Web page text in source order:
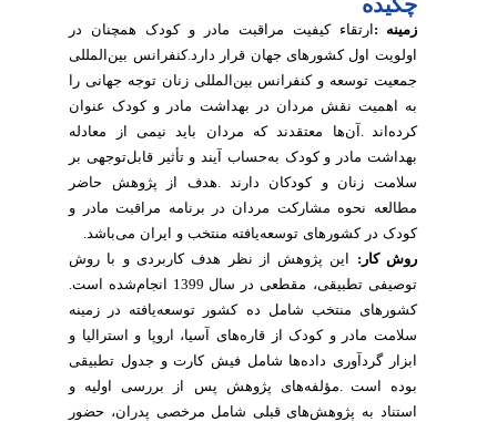
زمینه: ارتقاء کیفیت مراقبت مادر کودک همچنان در
اولویت اول کشورهای جهان قرار دارد کنفرانس بینالمللی
جمعیت توسعه و کنفرانس بینالمللی زنان توجه جهانی را
به اهمیت نقش مردان در بهداشت مادر و کودک عنوان
کردهاند. آنها معتقدند که مردان باید نیمی از
معادله
بهداشت مادر و کودک بهحساب آیند و تأثیر قابلتوجهی بر
سلامت زنان و کودکان دارند. هدف از پژوهش حاضر
مطالعه نحوه مشارکت مردان در برنامه مراقبت مادر
کودک در کشورهای توسعهیافته منتخب و ایران میباشد.
روش کار: این پژوهش از نظر هدف کاربردی و با
روش
توصیفی تطبیقی، مقطعی در سال1399انجامشده است.
کشورهای منتخب شامل ده کشور توسعهیافته در
زمینه
سلامت مادر و کودک از قاره های آسیا، اروپا و استرالیا و
ابزار
گردآوری دادهها شامل فیش کارت و جدول تطبیقی
بوده است. مؤلفههای پژوهش پس از بررسی اولیه و
استناد به پژوهشهای قبلی شامل مرخصی پدران، حضور